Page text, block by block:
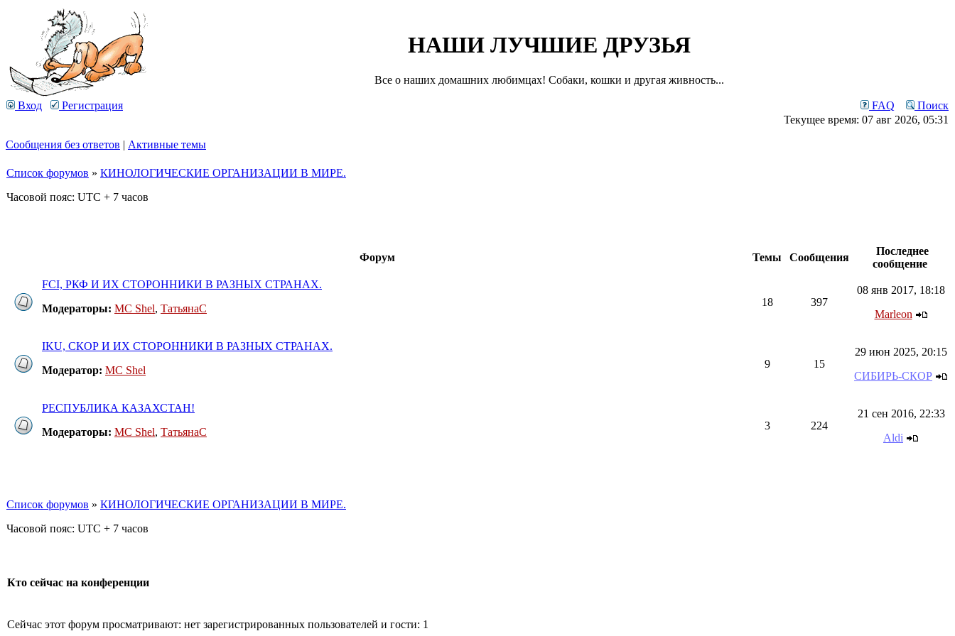
НАШИ ЛУЧШИЕ ДРУЗЬЯ
Все о наших домашних любимцах! Собаки, кошки и другая живность...
Вход Регистрация FAQ
Поиск
Текущее время: 07 авг 2026, 05:31
Сообщения без ответов | Активные темы
Список форумов » КИНОЛОГИЧЕСКИЕ ОРГАНИЗАЦИИ В МИРЕ.
Часовой пояс: UTC + 7 часов
Форум Темы Сообщения
Последнее
сообщение
FCI, РКФ И ИХ СТОРОННИКИ В РАЗНЫХ СТРАНАХ.
Модераторы: MC Shel, ТатьянаC
18 397
08 янв 2017, 18:18
Marleon
IKU, СКОР И ИХ СТОРОННИКИ В РАЗНЫХ СТРАНАХ.
Модератор: MC Shel
9 15
29 июн 2025, 20:15
СИБИРЬ-СКОР
РЕСПУБЛИКА КАЗАХСТАН!
Модераторы: MC Shel, ТатьянаC
3 224
21 сен 2016, 22:33
Aldi
Список форумов » КИНОЛОГИЧЕСКИЕ ОРГАНИЗАЦИИ В МИРЕ.
Часовой пояс: UTC + 7 часов
Кто сейчас на конференции
Сейчас этот форум просматривают: нет зарегистрированных пользователей и гости: 1